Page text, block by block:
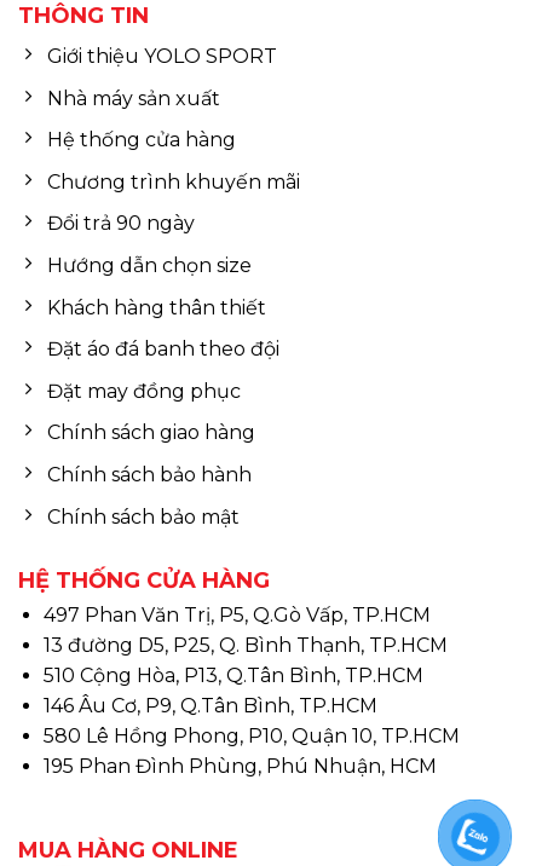
THÔNG TIN
Giới thiệu YOLO SPORT
Nhà máy sản xuất
Hệ thống cửa hàng
Chương trình khuyến mãi
Đổi trả 90 ngày
Hướng dẫn chọn size
Khách hàng thân thiết
Đặt áo đá banh theo đội
Đặt may đồng phục
Chính sách giao hàng
Chính sách bảo hành
Chính sách bảo mật
HỆ THỐNG CỬA HÀNG
497 Phan Văn Trị, P5, Q.Gò Vấp, TP.HCM
13 đường D5, P25, Q. Bình Thạnh, TP.HCM
510 Cộng Hòa, P13, Q.Tân Bình, TP.HCM
146 Âu Cơ, P9, Q.Tân Bình, TP.HCM
580 Lê Hồng Phong, P10, Quận 10, TP.HCM
195 Phan Đình Phùng, Phú Nhuận, HCM
MUA HÀNG ONLINE